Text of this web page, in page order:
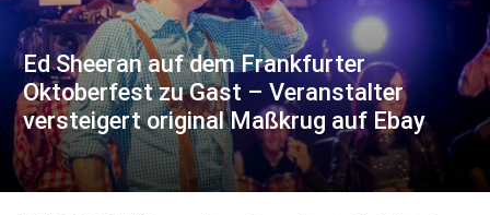
Ed Sheeran auf dem Frankfurter
Oktoberfest zu Gast – Veranstalter
versteigert original Maßkrug auf Ebay